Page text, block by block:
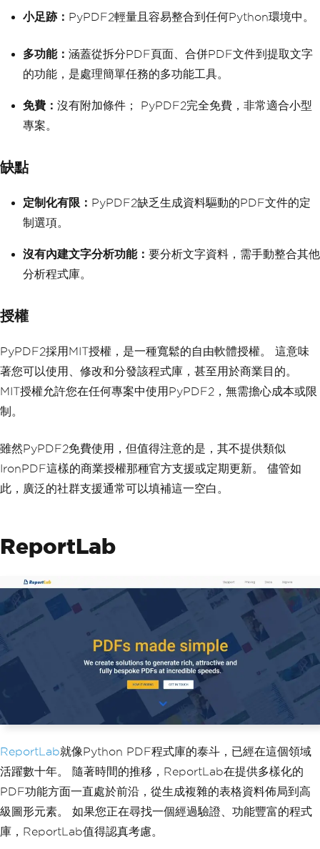
小足跡： PyPDF2輕量且容易整合到任何Python環境中。
多功能： 涵蓋從拆分PDF頁面、合併PDF文件到提取文字
的功能，是處理簡單任務的多功能工具。
免費： 沒有附加條件； PyPDF2完全免費，非常適合小型
專案。
缺點
定制化有限： PyPDF2缺乏生成資料驅動的PDF文件的定
制選項。
沒有內建文字分析功能： 要分析文字資料，需手動整合其他
分析程式庫。
授權
PyPDF2採用MIT授權，是一種寬鬆的自由軟體授權。 這意味
著您可以使用、修改和分發該程式庫，甚至用於商業目的。
MIT授權允許您在任何專案中使用PyPDF2，無需擔心成本或限
制。
雖然PyPDF2免費使用，但值得注意的是，其不提供類似
IronPDF這樣的商業授權那種官方支援或定期更新。 儘管如
此，廣泛的社群支援通常可以填補這一空白。
ReportLab
ReportLab就像Python PDF程式庫的泰斗，已經在這個領域
活躍數十年。 隨著時間的推移，ReportLab在提供多樣化的
PDF功能方面一直處於前沿，從生成複雜的表格資料佈局到高
級圖形元素。 如果您正在尋找一個經過驗證、功能豐富的程式
庫，ReportLab值得認真考慮。